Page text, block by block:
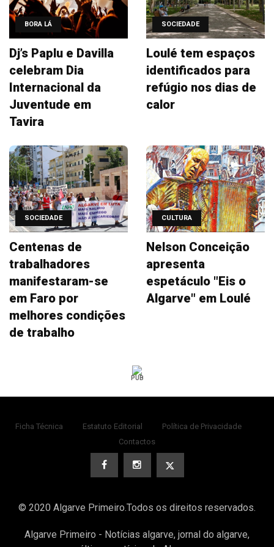
BORA LÁ
Dj’s Paplu e Davilla
celebram Dia
Internacional da
Juventude em
Tavira
SOCIEDADE
Loulé tem espaços
identificados para
refúgio nos dias de
calor
SOCIEDADE
Centenas de
trabalhadores
manifestaram-se
em Faro por
melhores condições
de trabalho
CULTURA
Nelson Conceição
apresenta
espetáculo "Eis o
Algarve" em Loulé
PUB
Ficha Técnica Estatuto Editorial
Política de Privacidade
Contactos
© 2020 Algarve Primeiro.Todos os direitos reservados.
Algarve Primeiro - Notícias algarve, jornal do algarve,